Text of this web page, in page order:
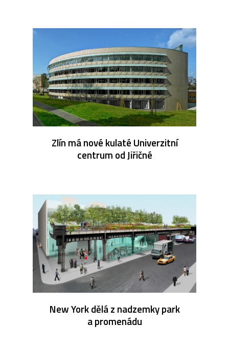
Zlín má nové kulaté Univerzitní
centrum od Jiřičné
New York dělá z nadzemky park
a promenádu